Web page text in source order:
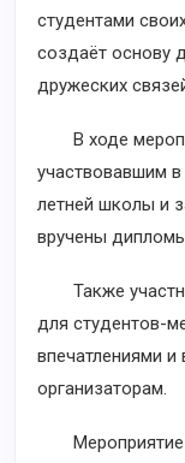
студентами
создаёт основу
дружеских
В ходе
участвовавшим в
летней школы и
вручены
Также
для студентов-
впечатлениями и
организаторам.
Мероприятие